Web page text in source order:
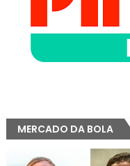
MERCADO DA BOLA